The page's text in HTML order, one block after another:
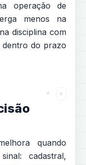
operação de
menos na
disciplina com
dentro do prazo
quando
cadastral,